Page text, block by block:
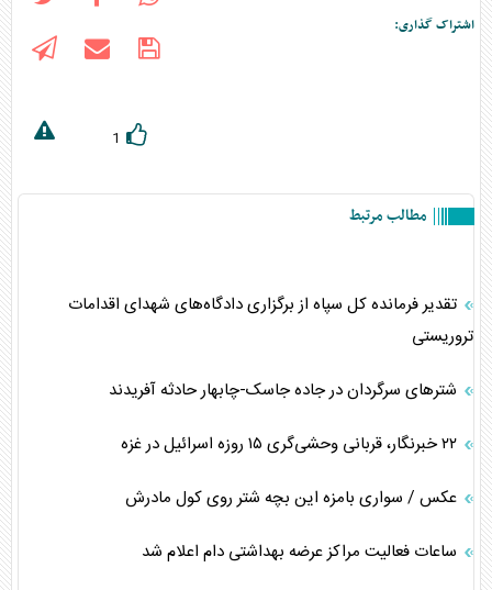
اشتراک گذاری:
1
مطالب مرتبط
تقدیر فرمانده کل سپاه از برگزاری دادگاه‌های شهدای اقدامات
تروریستی
شتر‌های سرگردان در جاده جاسک-چابهار حادثه آفریدند
عکس / سواری بامزه این بچه شتر روی کول مادرش
ساعات فعالیت مراکز عرضه بهداشتی دام اعلام شد